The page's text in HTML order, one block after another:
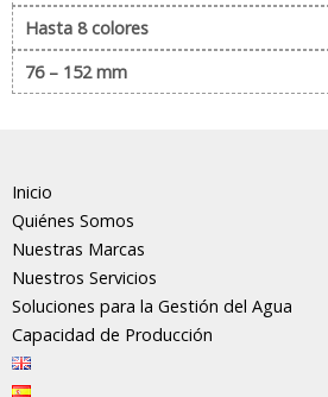
Hasta 8 colores
76 – 152 mm
Inicio
Quiénes Somos
Nuestras Marcas
Nuestros Servicios
Soluciones para la Gestión del Agua
Capacidad de Producción